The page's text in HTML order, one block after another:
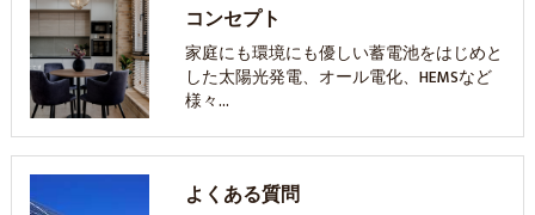
コンセプト
家庭にも環境にも優しい蓄電池をはじめと
した太陽光発電、オール電化、HEMSなど
様々…
よくある質問